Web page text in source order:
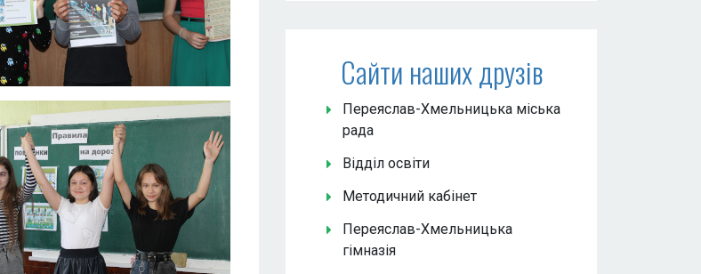
Сайти наших друзів
Переяслав-Хмельницька міська
рада
Відділ освіти
Методичний кабінет
Переяслав-Хмельницька
гімназія